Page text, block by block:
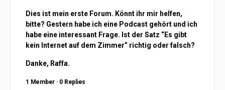
Dies ist mein erste Forum. Könnt ihr mir helfen,
bitte? Gestern habe ich eine Podcast gehört und ich
habe eine interessant Frage. Ist der Satz “Es gibt
kein Internet auf dem Zimmer” richtig oder falsch?
Danke, Raffa.
1 Member · 0 Replies